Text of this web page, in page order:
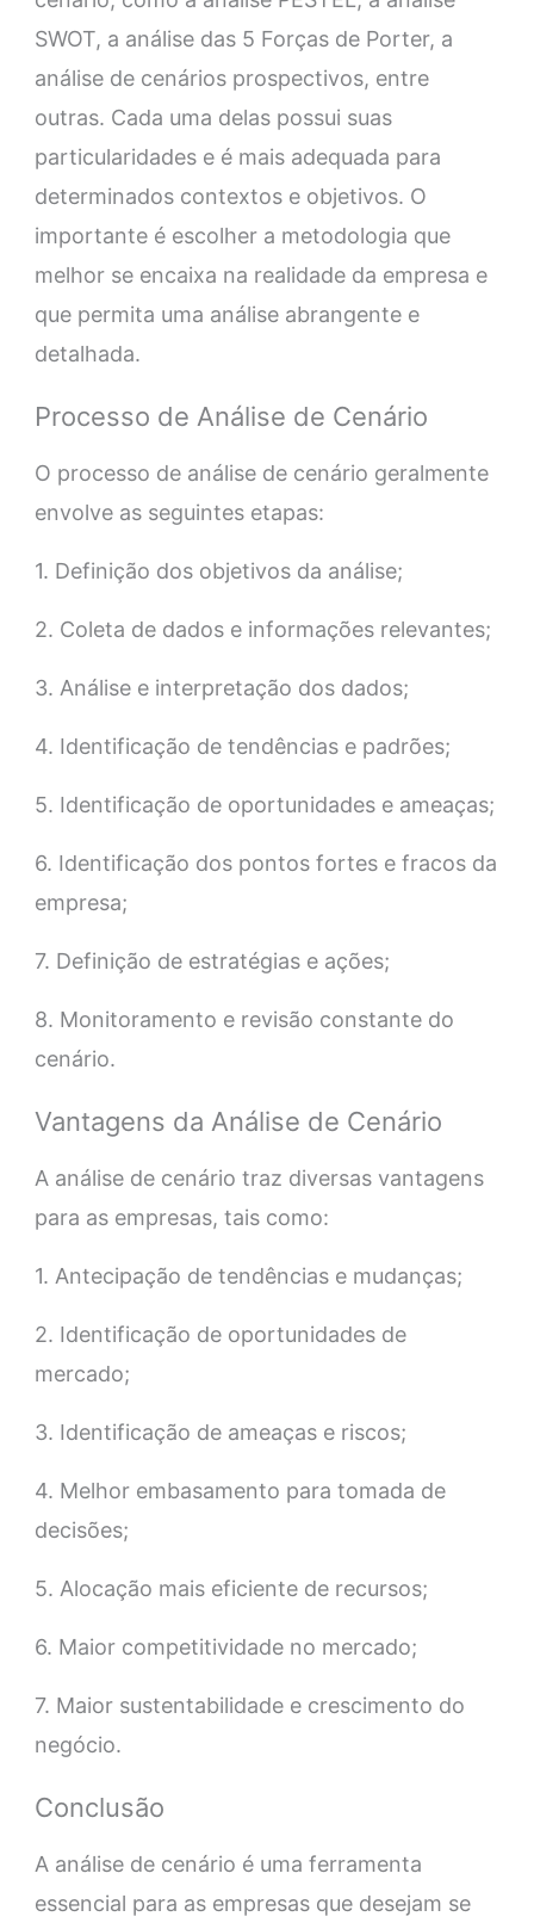
SWOT, a análise das 5 Forças de Porter, a
análise de cenários prospectivos, entre
outras. Cada uma delas possui suas
particularidades e é mais adequada para
determinados contextos e objetivos. O
importante é escolher a metodologia que
melhor se encaixa na realidade da empresa e
que permita uma análise abrangente e
detalhada.
Processo de Análise de Cenário
O processo de análise de cenário geralmente
envolve as seguintes etapas:
1. Definição dos objetivos da análise;
2. Coleta de dados e informações relevantes;
3. Análise e interpretação dos dados;
4. Identificação de tendências e padrões;
5. Identificação de oportunidades e ameaças;
6. Identificação dos pontos fortes e fracos da
empresa;
7. Definição de estratégias e ações;
8. Monitoramento e revisão constante do
cenário.
Vantagens da Análise de Cenário
A análise de cenário traz diversas vantagens
para as empresas, tais como:
1. Antecipação de tendências e mudanças;
2. Identificação de oportunidades de
mercado;
3. Identificação de ameaças e riscos;
4. Melhor embasamento para tomada de
decisões;
5. Alocação mais eficiente de recursos;
6. Maior competitividade no mercado;
7. Maior sustentabilidade e crescimento do
negócio.
Conclusão
A análise de cenário é uma ferramenta
essencial para as empresas que desejam se